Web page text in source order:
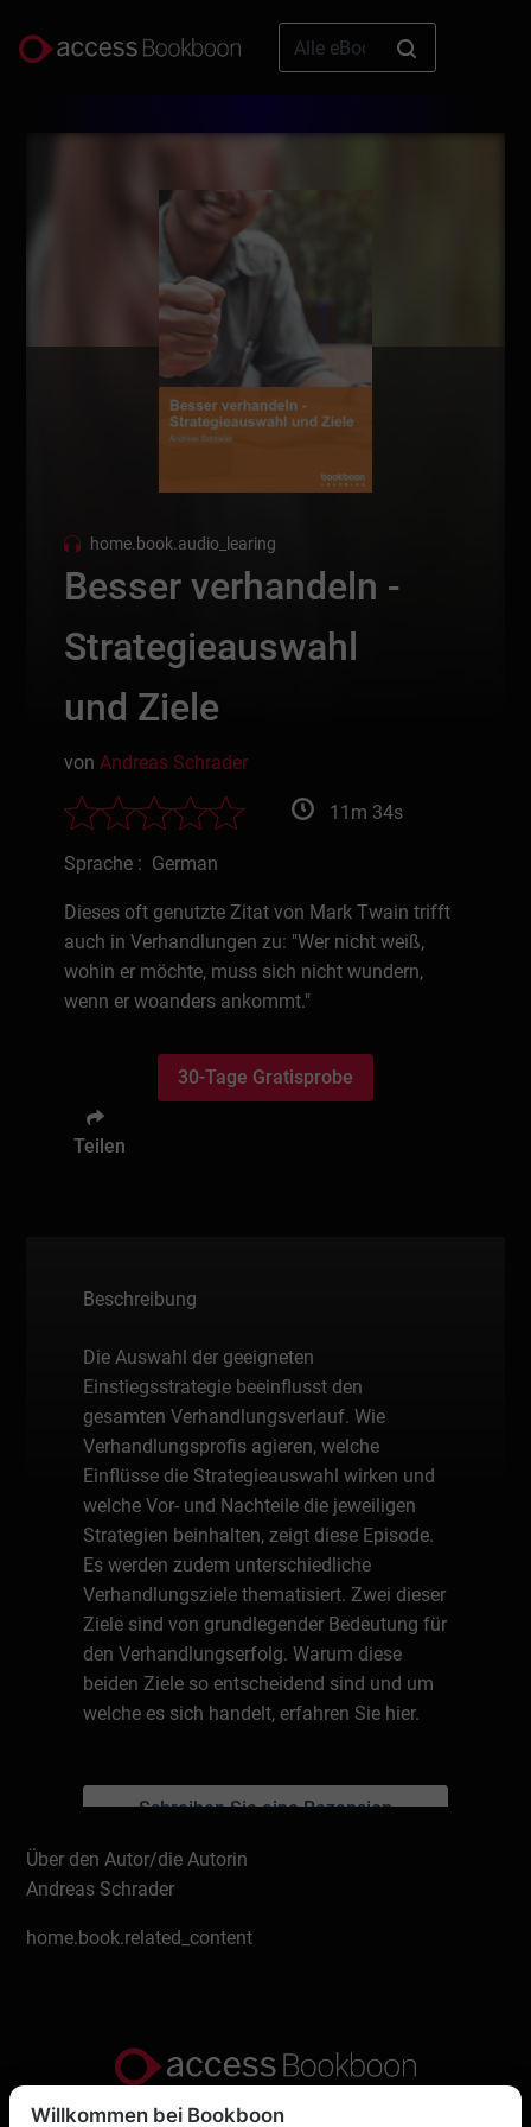
home.book.audio_learing
Besser verhandeln -
Strategieauswahl
und Ziele
vonAndreas Schrader
11m 34s
Sprache : German
Dieses oft genutzte Zitat von Mark Twain trifft
auch in Verhandlungen zu: "Wer nicht weiß,
wohin er möchte, muss sich nicht wundern,
wenn er woanders ankommt."
30-Tage Gratisprobe
Teilen
Beschreibung
Die Auswahl der geeigneten
Einstiegsstrategie beeinflusst den
gesamten Verhandlungsverlauf. Wie
Verhandlungsprofis agieren, welche
Einflüsse die Strategieauswahl wirken und
welche Vor- und Nachteile die jeweiligen
Strategien beinhalten, zeigt diese Episode.
Es werden zudem unterschiedliche
Verhandlungsziele thematisiert. Zwei dieser
Ziele sind von grundlegender Bedeutung für
den Verhandlungserfolg. Warum diese
beiden Ziele so entscheidend sind und um
welche es sich handelt, erfahren Sie hier.
Schreiben Sie eine Rezension
Über den Autor/die Autorin
Andreas Schrader
home.book.related_content
Willkommen bei Bookboon